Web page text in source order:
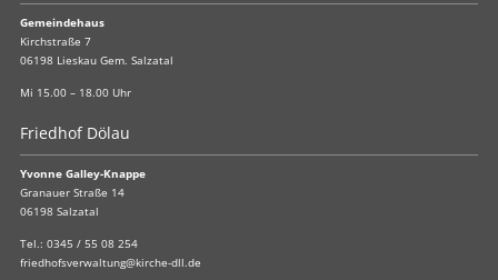
Gemeindehaus
Kirchstraße 7
06198 Lieskau Gem. Salzatal
Mi 15.00 – 18.00 Uhr
Friedhof Dölau
Yvonne Galley-Knappe
Granauer Straße 14
06198 Salzatal
Tel.: 0345 / 55 08 254
friedhofsverwaltung@kirche-dll.de